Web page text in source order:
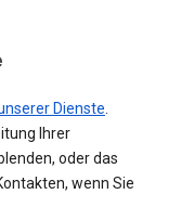
Dienste
Ihrer
oder das
wenn Sie